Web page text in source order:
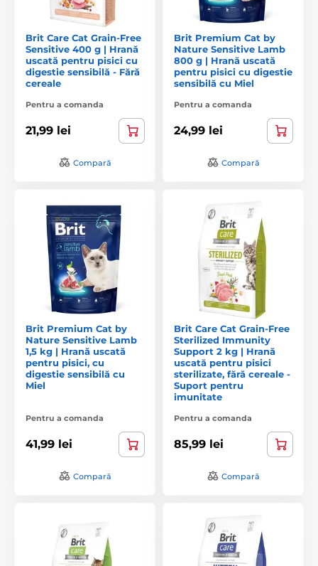
Brit Care Cat Grain-Free
Sensitive 400 g | Hrană
uscată pentru pisici cu
digestie sensibilă - Fără
cereale
Pentru a comanda
21,99 lei
Compară
Brit Premium Cat by
Nature Sensitive Lamb
800 g | Hrană uscată
pentru pisici cu digestie
sensibilă cu Miel
Pentru a comanda
24,99 lei
Compară
Brit Premium Cat by
Nature Sensitive Lamb
1,5 kg | Hrană uscată
pentru pisici, cu
digestie sensibilă cu
Miel
Pentru a comanda
41,99 lei
Compară
Brit Care Cat Grain-Free
Sterilized Immunity
Support 2 kg | Hrană
uscată pentru pisici
sterilizate, fără cereale -
Suport pentru
imunitate
Pentru a comanda
85,99 lei
Compară